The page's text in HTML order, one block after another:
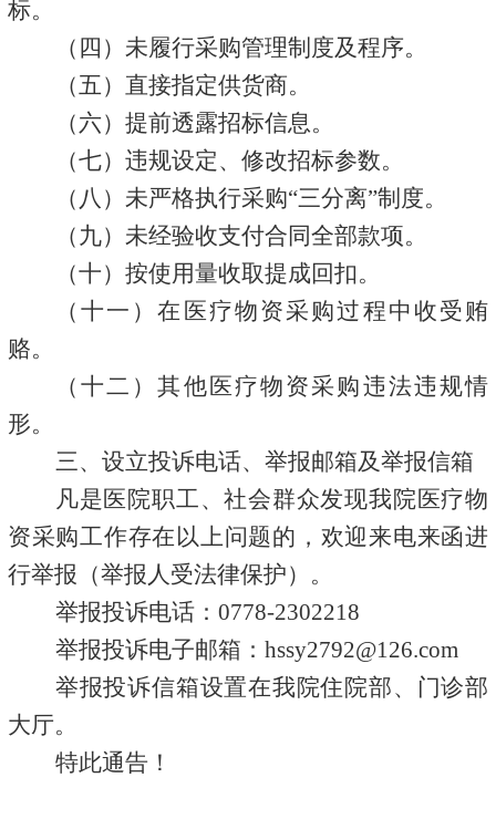
标。
（四）未履行采购管理制度及程序。
（五）直接指定供货商。
（六）提前透露招标信息。
（七）违规设定、修改招标参数。
（八）未严格执行采购“三分离”制度。
（九）未经验收支付合同全部款项。
（十）按使用量收取提成回扣。
（十一）在医疗物资采购过程中收受贿
赂。
（十二）其他医疗物资采购违法违规情
形。
三、设立投诉电话、举报邮箱及举报信箱
凡是医院职工、社会群众发现我院医疗物
资采购工作存在以上问题的，欢迎来电来函进
行举报（举报人受法律保护）。
举报投诉电话： 0778-2302218
举报投诉电子邮箱： hssy2792@126.com
举报投诉信箱设置在我院住院部、门诊部
大厅。
特此通告！